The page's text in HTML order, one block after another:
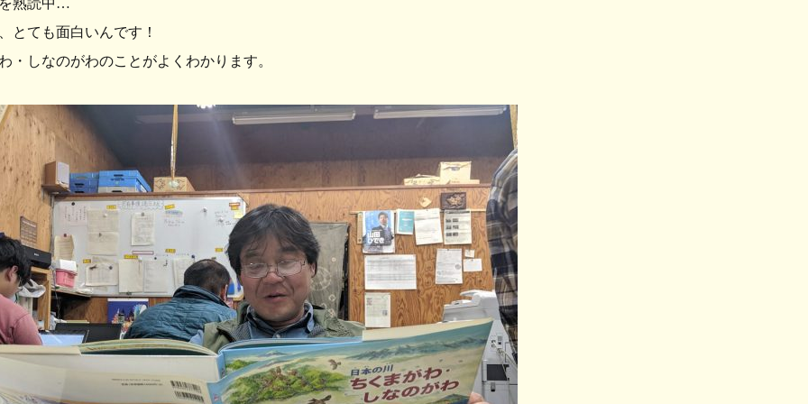
とても面白いんです！
・しなのがわのことがよくわかります。